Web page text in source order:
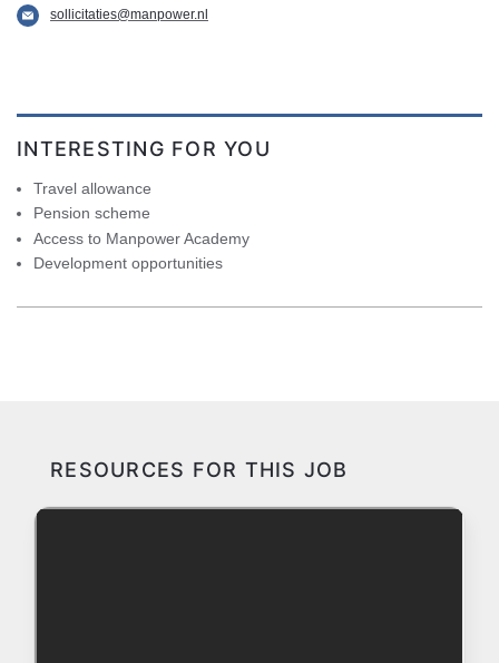
sollicitaties@manpower.nl
INTERESTING FOR YOU
Travel allowance
Pension scheme
Access to Manpower Academy
Development opportunities
RESOURCES FOR THIS JOB